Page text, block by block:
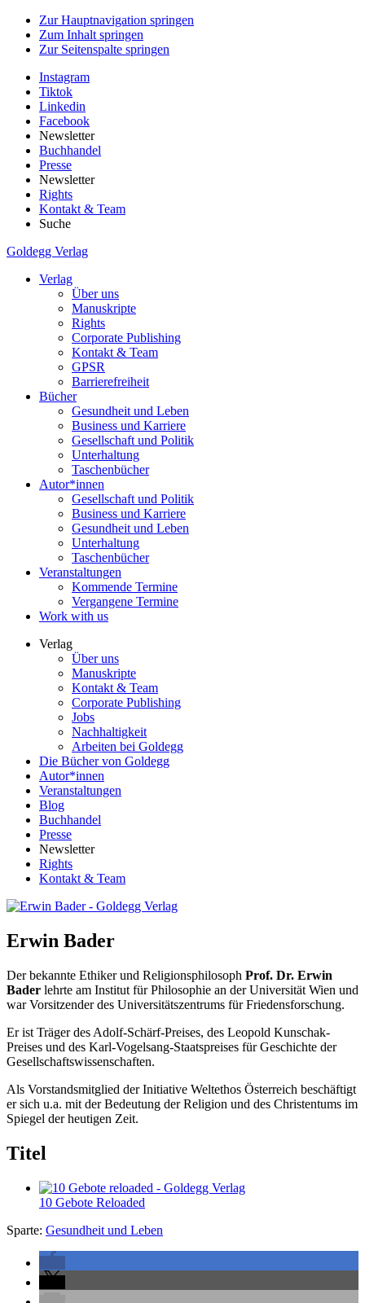
Zur Hauptnavigation springen
Zum Inhalt springen
Zur Seitenspalte springen
Instagram
Tiktok
Linkedin
Facebook
Newsletter
Buchhandel
Presse
Newsletter
Rights
Kontakt & Team
Suche
Goldegg Verlag
Verlag
Über uns
Manuskripte
Rights
Corporate Publishing
Kontakt & Team
GPSR
Barrierefreiheit
Bücher
Gesundheit und Leben
Business und Karriere
Gesellschaft und Politik
Unterhaltung
Taschenbücher
Autor*innen
Gesellschaft und Politik
Business und Karriere
Gesundheit und Leben
Unterhaltung
Taschenbücher
Veranstaltungen
Kommende Termine
Vergangene Termine
Work with us
Verlag
Über uns
Manuskripte
Kontakt & Team
Corporate Publishing
Jobs
Nachhaltigkeit
Arbeiten bei Goldegg
Die Bücher von Goldegg
Autor*innen
Veranstaltungen
Blog
Buchhandel
Presse
Newsletter
Rights
Kontakt & Team
Erwin Bader
Der bekannte Ethiker und Religionsphilosoph Prof. Dr. Erwin
Bader lehrte am Institut für Philosophie an der Universität Wien und
war Vorsitzender des Universitätszentrums für Friedensforschung.
Er ist Träger des Adolf-Schärf-Preises, des Leopold Kunschak-
Preises und des Karl-Vogelsang-Staatspreises für Geschichte der
Gesellschaftswissenschaften.
Als Vorstandsmitglied der Initiative Weltethos Österreich beschäftigt
er sich u.a. mit der Bedeutung der Religion und des Christentums im
Spiegel der heutigen Zeit.
Titel
10 Gebote Reloaded
Sparte: Gesundheit und Leben